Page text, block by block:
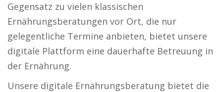
Gegensatz zu vielen klassischen
Ernährungsberatungen vor Ort, die nur
gelegentliche Termine anbieten, bietet unsere
digitale Plattform eine dauerhafte Betreuung in
der Ernährung.
Unsere digitale Ernährungsberatung bietet die